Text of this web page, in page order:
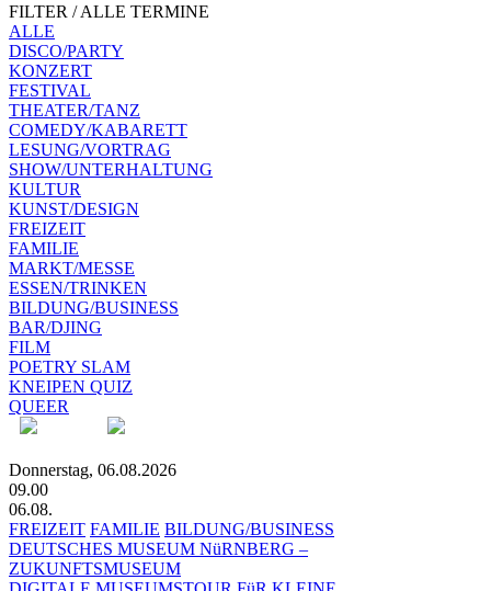
FILTER / ALLE TERMINE
ALLE
DISCO/PARTY
KONZERT
FESTIVAL
THEATER/TANZ
COMEDY/KABARETT
LESUNG/VORTRAG
SHOW/UNTERHALTUNG
KULTUR
KUNST/DESIGN
FREIZEIT
FAMILIE
MARKT/MESSE
ESSEN/TRINKEN
BILDUNG/BUSINESS
BAR/DJING
FILM
POETRY SLAM
KNEIPEN QUIZ
QUEER
Donnerstag, 06.08.2026
09.00
06.08.
FREIZEIT FAMILIE BILDUNG/BUSINESS
DEUTSCHES MUSEUM NüRNBERG –
ZUKUNFTSMUSEUM